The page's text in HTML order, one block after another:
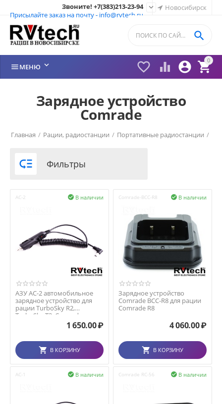
Новосибирск
Звоните! +7(383)213-23-94
Присылайте заказ на почту - info@rvtech.ru

0


 

МЕНЮ 
Зарядное устройство
Comrade
Главная / Рации, радиостанции / Портативные радиостанции /
 Фильтры
AC-2 В наличии

АЗУ AC-2 автомобильное
зарядное устройство для
рации TurboSky R2,
TurboSky T3, Comrade ...
1 650.00₽
В КОРЗИНУ
Comrade-BCC-R8 В наличии

Зарядное устройство
Comrade BCC-R8 для рации
Comrade R8
4 060.00₽
В КОРЗИНУ
AC-1 В наличии
 Comrade RC-56 В наличии
